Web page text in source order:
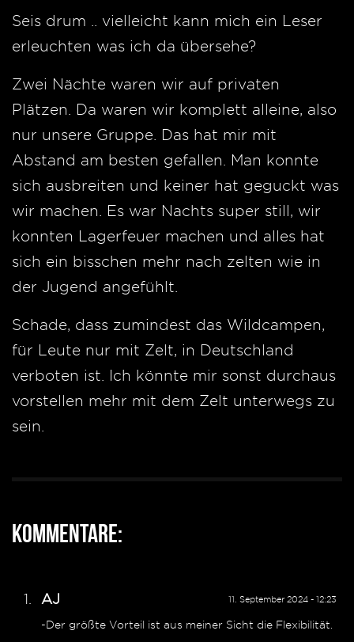
Seis drum .. vielleicht kann mich ein Leser
erleuchten was ich da übersehe?
Zwei Nächte waren wir auf privaten
Plätzen. Da waren wir komplett alleine, also
nur unsere Gruppe. Das hat mir mit
Abstand am besten gefallen. Man konnte
sich ausbreiten und keiner hat geguckt was
wir machen. Es war Nachts super still, wir
konnten Lagerfeuer machen und alles hat
sich ein bisschen mehr nach zelten wie in
der Jugend angefühlt.
Schade, dass zumindest das Wildcampen,
für Leute nur mit Zelt, in Deutschland
verboten ist. Ich könnte mir sonst durchaus
vorstellen mehr mit dem Zelt unterwegs zu
sein.
Kommentare:
11. September 2024 - 12:23
AJ
-Der größte Vorteil ist aus meiner Sicht die Flexibilität.